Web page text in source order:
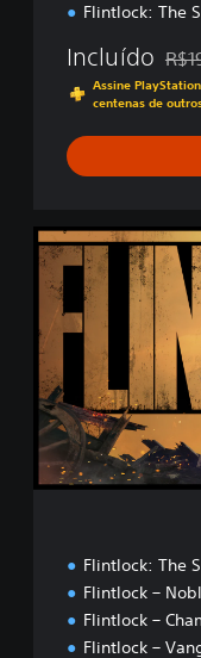
Flintlock: The
Incluído
Assine
centenas de
D
e
x
e
d
o
Flintlock: The
Flintlock –
Flintlock –
Flintlock –